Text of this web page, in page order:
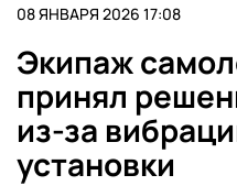
08 ЯНВАРЯ 2026 17:08
Экипаж
принял
из-за
установки